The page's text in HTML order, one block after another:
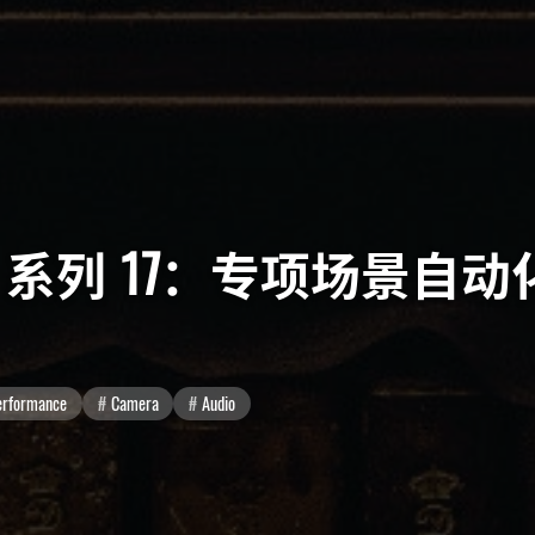
系列 17：专项场景自
Camera Audio